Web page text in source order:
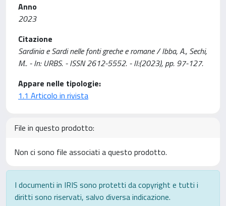
Anno
2023
Citazione
Sardinia e Sardi nelle fonti greche e romane / Ibba, A., Sechi,
M.. - In: URBS. - ISSN 2612-5552. - II:(2023), pp. 97-127.
Appare nelle tipologie:
1.1 Articolo in rivista
File in questo prodotto:
Non ci sono file associati a questo prodotto.
I documenti in IRIS sono protetti da copyright e tutti i
diritti sono riservati, salvo diversa indicazione.